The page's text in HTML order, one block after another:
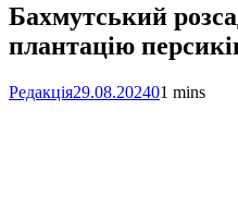
Бахмутський
плантацію
Редакція29.08.202401 mins